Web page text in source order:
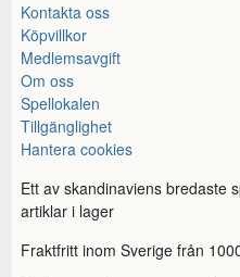
Kontakta oss
Köpvillkor
Medlemsavgift
Om oss
Spellokalen
Tillgänglighet
Hantera cookies
Ett av skandinaviens bredaste
artiklar i lager
Fraktfritt inom Sverige från